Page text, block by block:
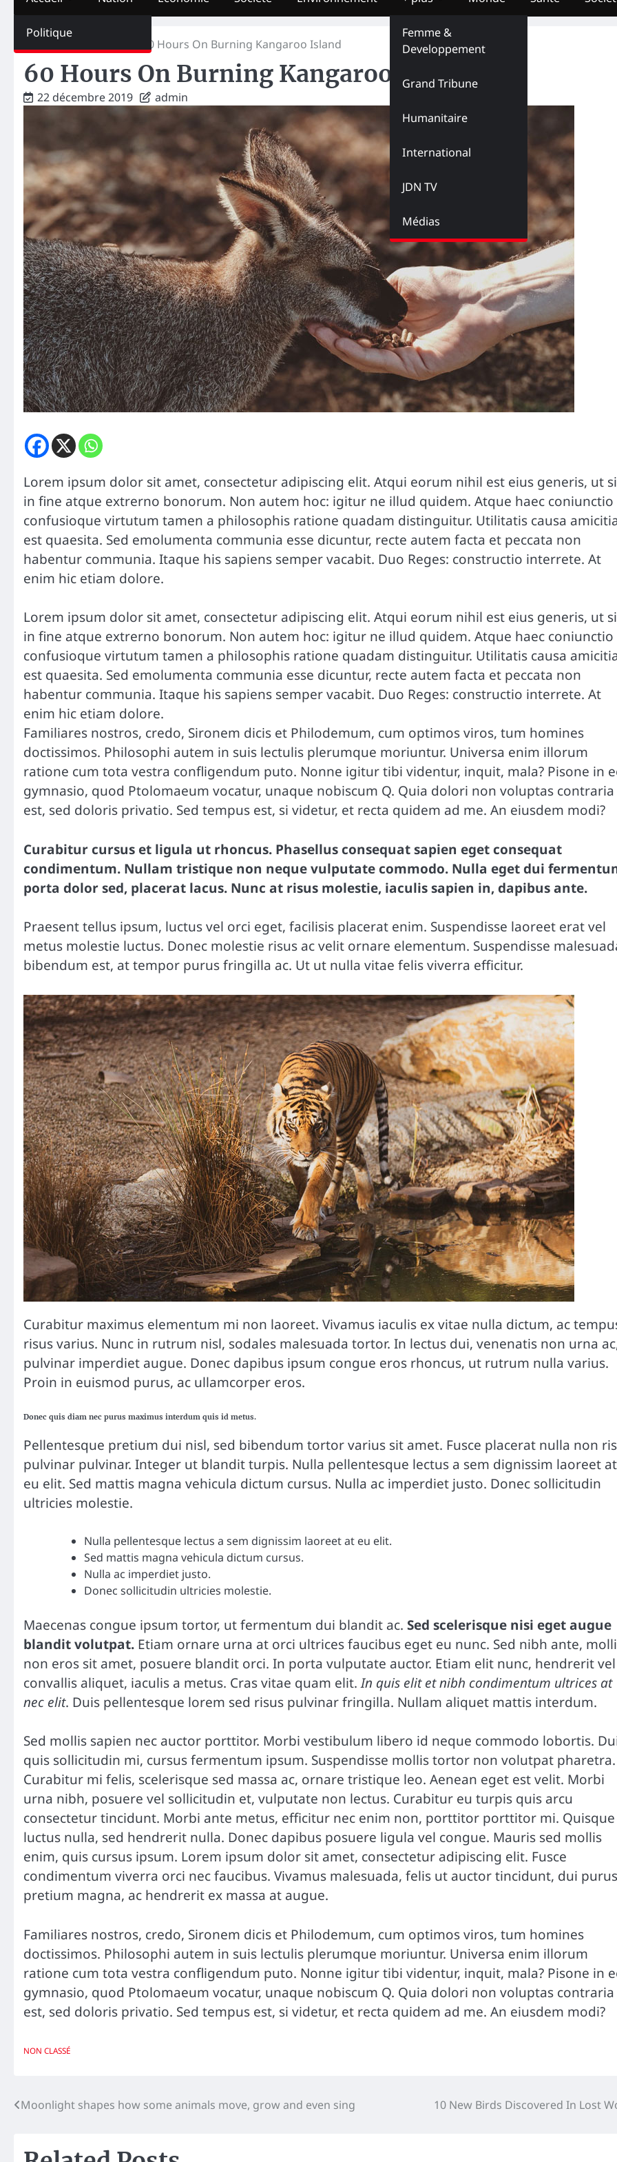
Politique
Femme &
Developpement
Grand Tribune
Humanitaire
International
JDN TV
Médias
60 Hours On Burning Kangaroo Island
60 Hours On Burning Kangaroo Island
22 décembre 2019 admin
Lorem ipsum dolor sit amet, consectetur adipiscing elit. Atqui eorum nihil est eius generis, ut
in fine atque extrerno bonorum. Non autem hoc: igitur ne illud quidem. Atque haec coniunctio
confusioque virtutum tamen a philosophis ratione quadam distinguitur. Utilitatis causa
est quaesita. Sed emolumenta communia esse dicuntur, recte autem facta et peccata non
habentur communia. Itaque his sapiens semper vacabit. Duo Reges: constructio interrete. At
enim hic etiam dolore.
Lorem ipsum dolor sit amet, consectetur adipiscing elit. Atqui eorum nihil est eius generis, ut
in fine atque extrerno bonorum. Non autem hoc: igitur ne illud quidem. Atque haec coniunctio
confusioque virtutum tamen a philosophis ratione quadam distinguitur. Utilitatis causa
est quaesita. Sed emolumenta communia esse dicuntur, recte autem facta et peccata non
habentur communia. Itaque his sapiens semper vacabit. Duo Reges: constructio interrete. At
enim hic etiam dolore.
Familiares nostros, credo, Sironem dicis et Philodemum, cum optimos viros, tum homines
doctissimos. Philosophi autem in suis lectulis plerumque moriuntur. Universa enim illorum
ratione cum tota vestra confligendum puto. Nonne igitur tibi videntur, inquit, mala? Pisone in
gymnasio, quod Ptolomaeum vocatur, unaque nobiscum Q. Quia dolori non voluptas contraria
est, sed doloris privatio. Sed tempus est, si videtur, et recta quidem ad me. An eiusdem modi?
Curabitur cursus et ligula ut rhoncus. Phasellus consequat sapien eget consequat
condimentum. Nullam tristique non neque vulputate commodo. Nulla eget dui
porta dolor sed, placerat lacus. Nunc at risus molestie, iaculis sapien in, dapibus ante.
Praesent tellus ipsum, luctus vel orci eget, facilisis placerat enim. Suspendisse laoreet erat vel
metus molestie luctus. Donec molestie risus ac velit ornare elementum. Suspendisse
bibendum est, at tempor purus fringilla ac. Ut ut nulla vitae felis viverra efficitur.
Curabitur maximus elementum mi non laoreet. Vivamus iaculis ex vitae nulla dictum, ac
risus varius. Nunc in rutrum nisl, sodales malesuada tortor. In lectus dui, venenatis non urna
pulvinar imperdiet augue. Donec dapibus ipsum congue eros rhoncus, ut rutrum nulla varius.
Proin in euismod purus, ac ullamcorper eros.
Donec quis diam nec purus maximus interdum quis id metus.
Pellentesque pretium dui nisl, sed bibendum tortor varius sit amet. Fusce placerat nulla non
pulvinar pulvinar. Integer ut blandit turpis. Nulla pellentesque lectus a sem dignissim laoreet at
eu elit. Sed mattis magna vehicula dictum cursus. Nulla ac imperdiet justo. Donec sollicitudin
ultricies molestie.
Nulla pellentesque lectus a sem dignissim laoreet at eu elit.
Sed mattis magna vehicula dictum cursus.
Nulla ac imperdiet justo.
Donec sollicitudin ultricies molestie.
Maecenas congue ipsum tortor, ut fermentum dui blandit ac. Sed scelerisque nisi eget augue
blandit volutpat. Etiam ornare urna at orci ultrices faucibus eget eu nunc. Sed nibh ante,
non eros sit amet, posuere blandit orci. In porta vulputate auctor. Etiam elit nunc, hendrerit vel
convallis aliquet, iaculis a metus. Cras vitae quam elit.In quis elit et nibh condimentum ultrices at
nec elit. Duis pellentesque lorem sed risus pulvinar fringilla. Nullam aliquet mattis interdum.
Sed mollis sapien nec auctor porttitor. Morbi vestibulum libero id neque commodo lobortis.
quis sollicitudin mi, cursus fermentum ipsum. Suspendisse mollis tortor non volutpat pharetra.
Curabitur mi felis, scelerisque sed massa ac, ornare tristique leo. Aenean eget est velit. Morbi
urna nibh, posuere vel sollicitudin et, vulputate non lectus. Curabitur eu turpis quis arcu
consectetur tincidunt. Morbi ante metus, efficitur nec enim non, porttitor porttitor mi. Quisque
luctus nulla, sed hendrerit nulla. Donec dapibus posuere ligula vel congue. Mauris sed mollis
enim, quis cursus ipsum. Lorem ipsum dolor sit amet, consectetur adipiscing elit. Fusce
condimentum viverra orci nec faucibus. Vivamus malesuada, felis ut auctor tincidunt, dui purus
pretium magna, ac hendrerit ex massa at augue.
Familiares nostros, credo, Sironem dicis et Philodemum, cum optimos viros, tum homines
doctissimos. Philosophi autem in suis lectulis plerumque moriuntur. Universa enim illorum
ratione cum tota vestra confligendum puto. Nonne igitur tibi videntur, inquit, mala? Pisone in
gymnasio, quod Ptolomaeum vocatur, unaque nobiscum Q. Quia dolori non voluptas contraria
est, sed doloris privatio. Sed tempus est, si videtur, et recta quidem ad me. An eiusdem modi?
NON CLASSÉ
Navigation
l’article
Moonlight shapes how some animals move, grow and even sing 10 New Birds Discovered In Lost